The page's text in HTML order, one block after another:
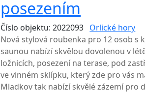
posezením
Číslo objektu: 2022093 Orlické hory
Nová stylová roubenka pro 12 osob s
saunou nabízí skvělou dovolenou v
ložnicích, posezení na terase, pod
ve vinném sklípku, který zde pro vás
Mladkov tak nabízí skvělé zázemí pro